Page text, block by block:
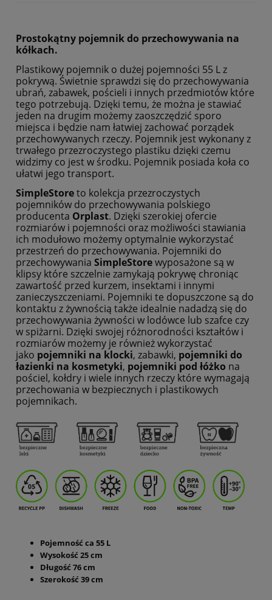
Prostokątny pojemnik do przechowywania na
kółkach.
Plastikowy pojemnik o dużej pojemności 55 L z
pokrywą. Świetnie sprawdzi się do przechowywania
ubrań, zabawek, pościeli i innych przedmiotów które
tego potrzebują. Dzięki temu, że można je stawiać
jeden na drugim możemy zaoszczędzić sporo
miejsca i będzie nam łatwiej zachować porządek
przechowywanych rzeczy. Pojemnik jest wykonany z
trwałego przezroczystego plastiku dzięki czemu
widzimy co jest w środku. Pojemnik posiada koła co
ułatwi jego transport.
SimpleStoreto kolekcja przezroczystych
pojemników do przechowywania polskiego
producenta Orplast. Dzięki szerokiej ofercie
rozmiarów i pojemności oraz możliwości stawiania
ich modułowo możemy optymalnie wykorzystać
przestrzeń do przechowywania. Pojemniki do
przechowywania SimpleStorewyposażone są w
klipsy które szczelnie zamykają pokrywę chroniąc
zawartość przed kurzem, insektami i innymi
zanieczyszczeniami. Pojemniki te dopuszczone są do
kontaktu z żywnością także idealnie nadadzą się do
przechowywania żywności w lodówce lub szafce czy
w spiżarni. Dzięki swojej różnorodności kształtów i
rozmiarów możemy je również wykorzystać
jako pojemniki na klocki, zabawki, pojemniki do
łazienki na kosmetyki, pojemniki pod łóżko na
pościel, kołdry i wiele innych rzeczy które wymagają
przechowania w bezpiecznych i plastikowych
pojemnikach.
Pojemność ca 55 L
Wysokość 25 cm
Długość 76 cm
Szerokość 39 cm